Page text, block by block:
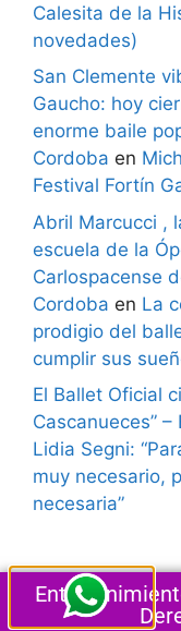
Calesita de la
novedades)
San Clemente
Gaucho: hoy
enorme baile
Cordoba en
Festival Fortín
Abril Marcucci ,
escuela de la
Carlospacense
Cordoba en La
prodigio del
cumplir sus
El Ballet Oficial
Cascanueces”
Lidia Segni:
muy necesario,
necesaria”